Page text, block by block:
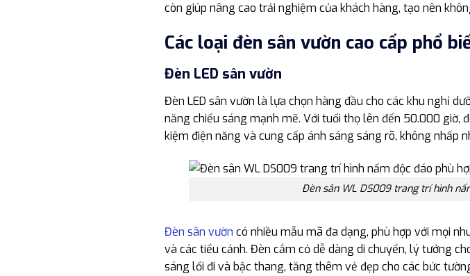
còn giúp nâng cao trải nghiệm của khách hàng, tạo nên
Các loại đèn sân vườn cao cấp phổ
Đèn LED sân vườn
Đèn LED sân vườn là lựa chọn hàng đầu cho các khu nghỉ
năng chiếu sáng mạnh mẽ. Với tuổi thọ lên đến 50.000 giờ,
kiệm điện năng và cung cấp ánh sáng sáng rõ, không nhấp
Đèn sân WL DS009 trang trí hình
Đèn sân vườn có nhiều mẫu mã đa dạng, phù hợp với mọi
và các tiểu cảnh. Đèn cắm cỏ dễ dàng di chuyển, lý tưởng
sáng lối đi và bậc thang, tăng thêm vẻ đẹp cho các bức